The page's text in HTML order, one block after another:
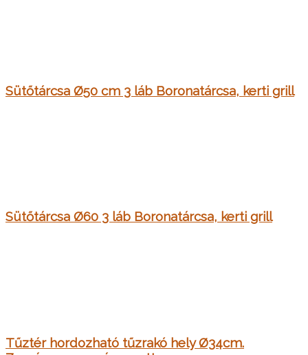
Sütőtárcsa Ø50 cm 3 láb Boronatárcsa, kerti grill
Sütőtárcsa Ø60 3 láb Boronatárcsa, kerti grill
Tűztér hordozható tűzrakó hely Ø34cm.